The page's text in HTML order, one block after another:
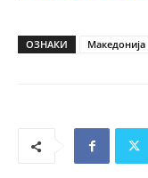
ОЗНАКИ Македонија